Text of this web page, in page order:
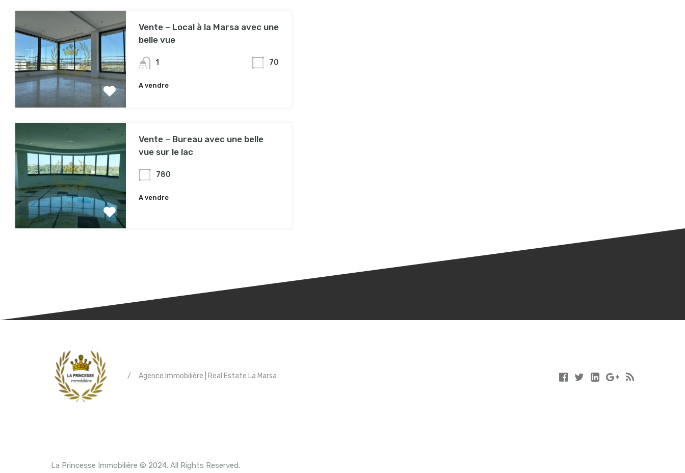
Vente – Local à la Marsa avec une
belle vue
1 70
A vendre
Vente – Bureau avec une belle
vue sur le lac
780
A vendre
/ Agence Immobilière | Real Estate La Marsa
La Princesse Immobilière © 2024. All Rights Reserved.